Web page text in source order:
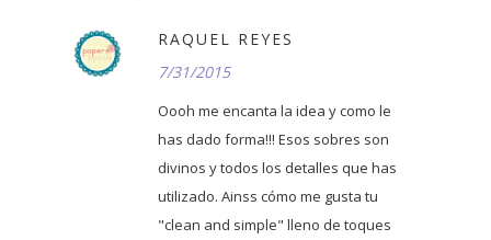
RAQUEL REYES
7/31/2015
Oooh me encanta la idea y como le
has dado forma!!! Esos sobres son
divinos y todos los detalles que has
utilizado. Ainss cómo me gusta tu
"clean and simple" lleno de toques